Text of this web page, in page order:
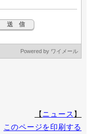
毀損の防止及び是正、
要かつ適切な措置を講
による暗号化措置を講
17:00 但し、土日・
【ニュース 】
このページを印刷する